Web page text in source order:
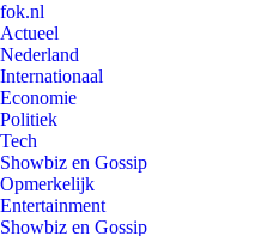
fok.nl
Actueel
Nederland
Internationaal
Economie
Politiek
Tech
Showbiz en Gossip
Opmerkelijk
Entertainment
Showbiz en Gossip